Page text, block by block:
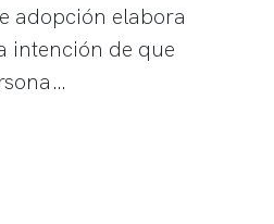
adopción elabora
intención de que